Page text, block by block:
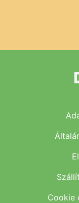
Cookie